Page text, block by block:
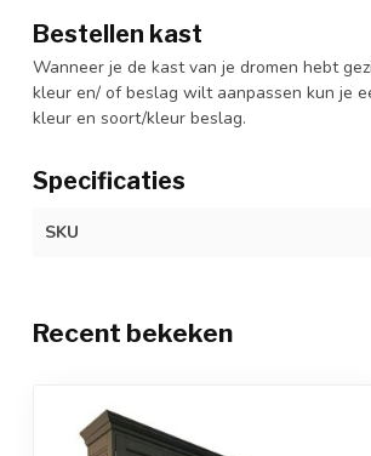
Bestellen kast
Wanneer je de kast van je dromen hebt
kleur en/ of beslag wilt aanpassen kun je
kleur en soort/kleur beslag.
Specificaties
SKU
Recent bekeken